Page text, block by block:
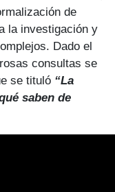
de
la investigación y
Dado el
consultas se
se tituló “La
saben de